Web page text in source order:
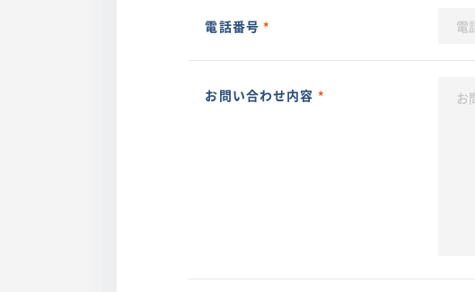
電話番号
お問い合わせ内容